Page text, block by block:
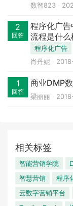
数智823
2
回答
程序化广告
流程是什么
程序化广告
肖丹妮
1
回答
商业DMP
梁丽丽
相关标签
智能营销学院
智慧营销
程序
云数字营销平台